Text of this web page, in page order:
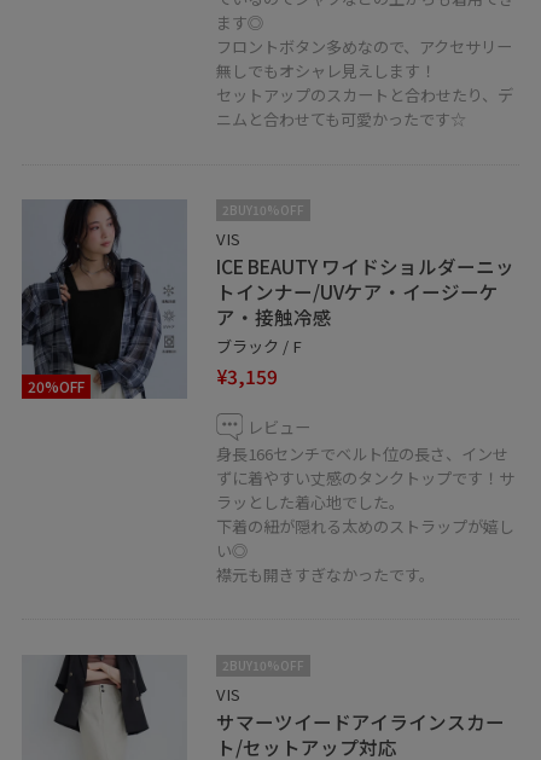
ます◎
フロントボタン多めなので、アクセサリー
無しでもオシャレ見えします！
セットアップのスカートと合わせたり、デ
ニムと合わせても可愛かったです☆
20%OFF
2BUY10%OFF
VIS
ICE BEAUTY ワイドショルダーニッ
トインナー/UVケア・イージーケ
ア・接触冷感
ブラック / F
¥3,159
レビュー
身長166センチでベルト位の長さ、インせ
ずに着やすい丈感のタンクトップです！サ
ラッとした着心地でした。
下着の紐が隠れる太めのストラップが嬉し
い◎
襟元も開きすぎなかったです。
2BUY10%OFF
VIS
サマーツイードアイラインスカー
ト/セットアップ対応